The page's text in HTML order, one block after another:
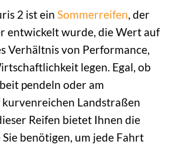
2 ist ein Sommerreifen, der
entwickelt wurde, die Wert auf
Verhältnis von Performance,
legen. Egal, ob
pendeln oder am
Landstraßen
Reifen bietet Ihnen die
benötigen, um jede Fahrt